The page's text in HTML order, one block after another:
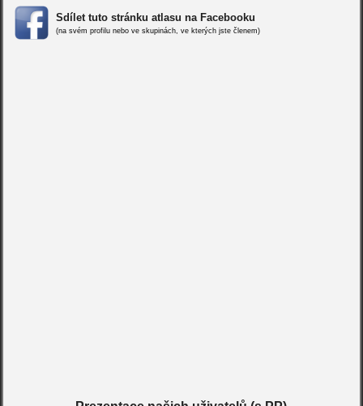
Sdílet tuto stránku atlasu na Facebooku
(na svém profilu nebo ve skupinách, ve kterých jste členem)